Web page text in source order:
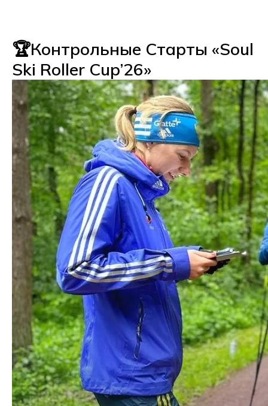
🏆Контрольные Старты «Soul
Ski Roller Cup’26»